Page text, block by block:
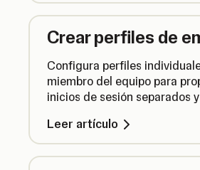
Crear perfiles de
Configura perfiles
miembro del equipo para
inicios de sesión separados
Leer artículo